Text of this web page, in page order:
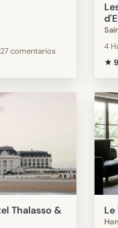
comentarios
4
★
Thalasso &